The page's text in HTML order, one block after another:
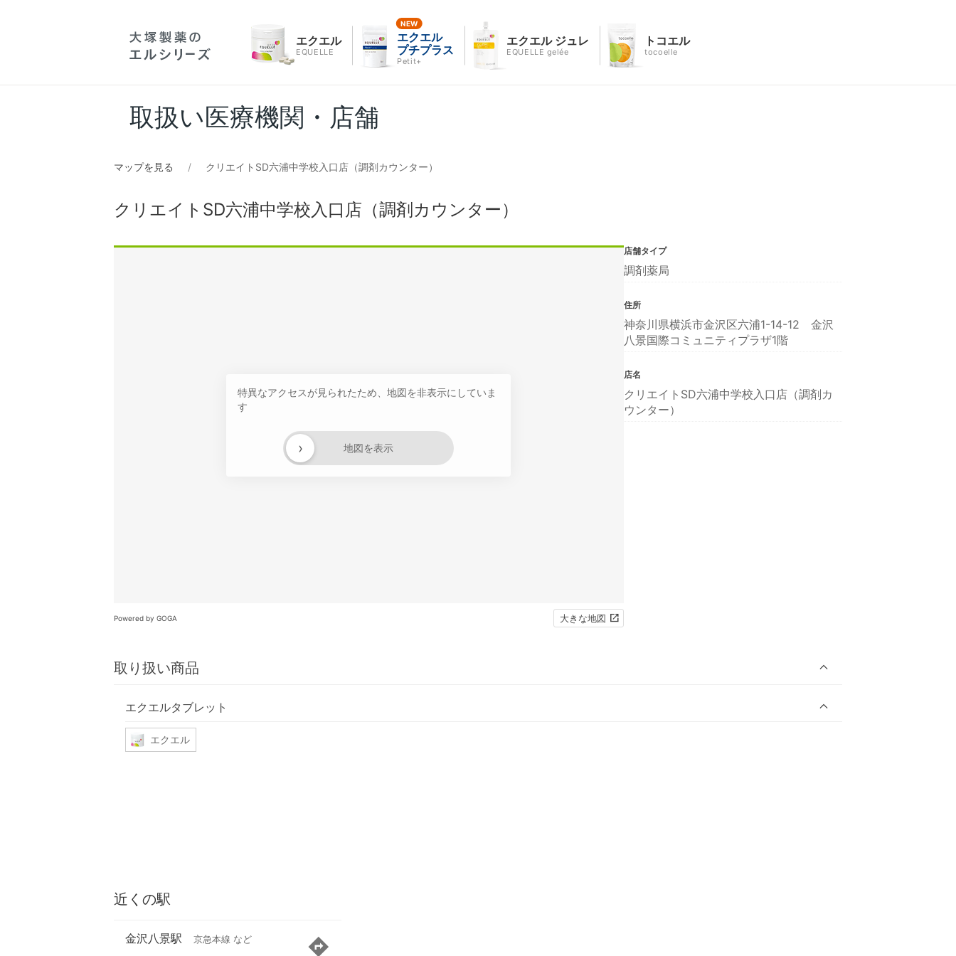
エクエル
EQUELLE
エクエル
プチプラス
Petit+
エクエル ジュレ
EQUELLE gelée
トコエル
tocoelle
取扱い医療機関・店舗
マップを見る クリエイトSD六浦中学校入口店（調剤カウンター）
クリエイトSD六浦中学校入口店（調剤カウンター）
特異なアクセスが見られたため、地図を非表示にしていま
す
地図を表示
›
Powered by GOGA 大きな地図
取り扱い商品
エクエルタブレット
エクエル
店舗タイプ
調剤薬局
住所
神奈川県横浜市金沢区六浦1-14-12 金沢
八景国際コミュニティプラザ1階
店名
クリエイトSD六浦中学校入口店（調剤カ
ウンター）
近くの駅
金沢八景駅 京急本線 など